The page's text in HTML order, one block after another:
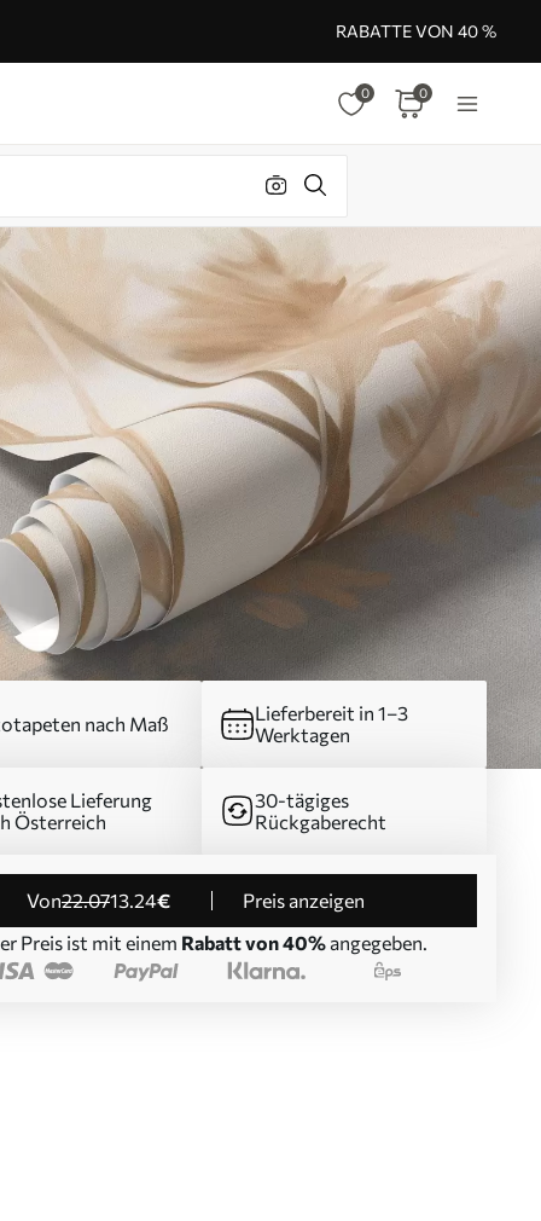
RABATTE VON 40 %
0 0
nach Maß
Lieferbereit in 1–3
Werktagen
Lieferung
Österreich
30-tägiges
Rückgaberecht
von22.0713.24€
Preis anzeigen
Preis ist mit einem Rabatt von 40% angegeben.